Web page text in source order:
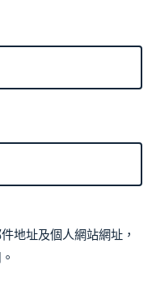
地址及個人網站網址，